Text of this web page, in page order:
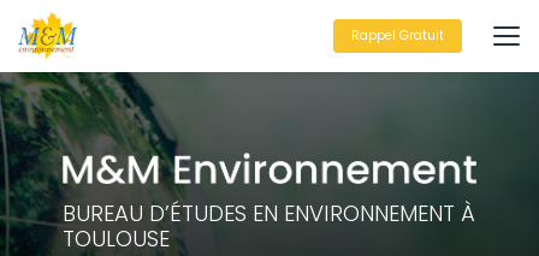
au
contenu
principal
Rappel Gratuit
BUREAU D’ÉTUDES EN ENVIRONNEMENT À
TOULOUSE